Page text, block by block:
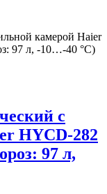
камерой Haier
97 л, -10…-40 °C)
с
HYCD-282
97 л,